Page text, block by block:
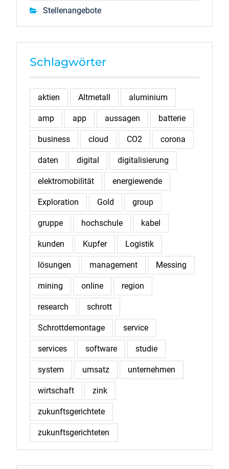
Stellenangebote
Schlagwörter
aktien Altmetall aluminium
amp app aussagen batterie
business cloud CO2 corona
daten digital digitalisierung
elektromobilität energiewende
Exploration Gold group
gruppe hochschule kabel
kunden Kupfer Logistik
lösungen management Messing
mining online region
research schrott
Schrottdemontage service
services software studie
system umsatz unternehmen
wirtschaft zink
zukunftsgerichtete
zukunftsgerichteten